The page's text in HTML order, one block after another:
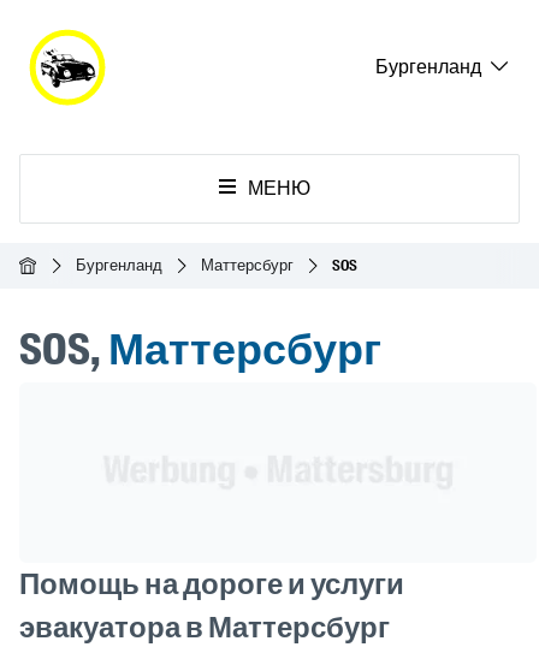
Бургенланд
МЕНЮ
ГлавнаяБургенланд Маттерсбург SOS
SOS,Маттерсбург
Помощь на дороге и услуги
эвакуатора в Маттерсбург